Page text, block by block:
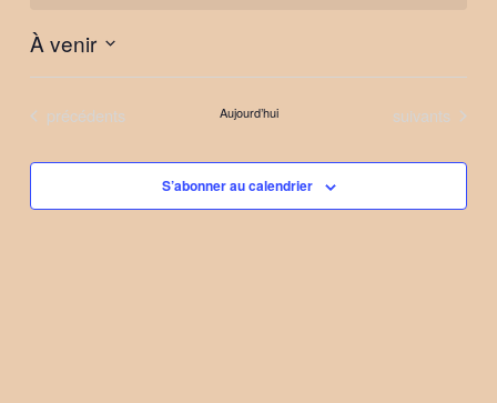
À venir
Sélectionnez
date.Évènements
précédents Aujourd’hui Évènements
suivants
S’abonner au calendrier